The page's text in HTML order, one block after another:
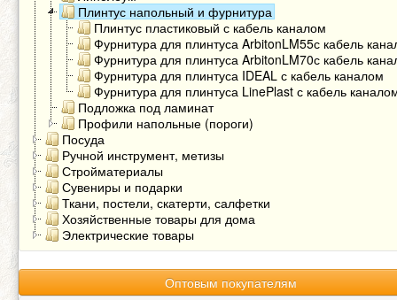
Плинтус напольный и фурнитура
Плинтус пластиковый с кабель каналом
Фурнитура для плинтуса ArbitonLM55с кабель
Фурнитура для плинтуса ArbitonLM70с кабель
Фурнитура для плинтуса IDEAL с кабель каналом
Фурнитура для плинтуса LinePlast с кабель
Подложка под ламинат
Профили напольные (пороги)
Посуда
Ручной инструмент, метизы
Стройматериалы
Сувениры и подарки
Ткани, постели, скатерти, салфетки
Хозяйственные товары для дома
Электрические товары
Оптовым покупателям